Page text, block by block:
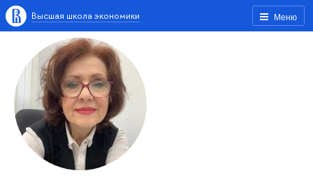
Меню
Высшая школа экономики